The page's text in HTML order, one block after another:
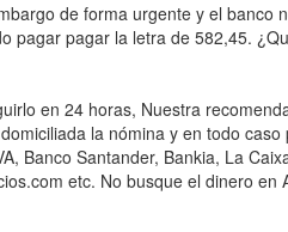
de forma urgente y el banco
pagar pagar la letra de 582,45.
en 24 horas, Nuestra
la nómina y en todo
Banco Santander, Bankia, La
etc. No busque el dinero en